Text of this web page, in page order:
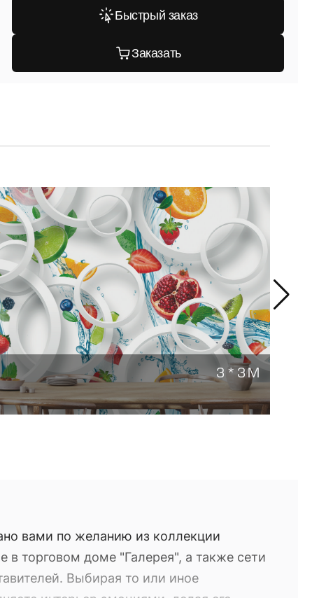
Быстрый заказ
Заказать
3 * 3 М
вами по желанию из коллекции
в торговом доме "Галерея", а также сети
Выбирая то или иное